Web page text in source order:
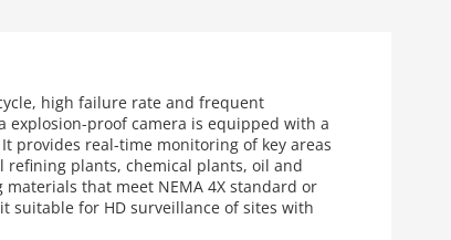
high failure rate and frequent
explosion-proof camera is equipped with a
provides real-time monitoring of key areas
refining plants, chemical plants, oil and
that meet NEMA 4X standard or
suitable for HD surveillance of sites with